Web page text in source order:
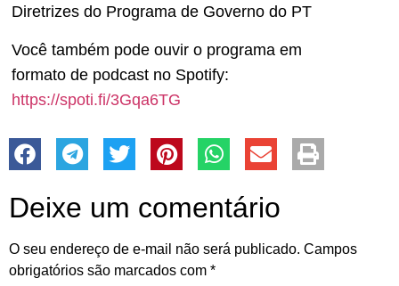
Diretrizes do Programa de Governo do PT
Você também pode ouvir o programa em
formato de podcast no Spotify:
https://spoti.fi/3Gqa6TG
Deixe um comentário
O seu endereço de e-mail não será publicado. Campos
obrigatórios são marcados com *